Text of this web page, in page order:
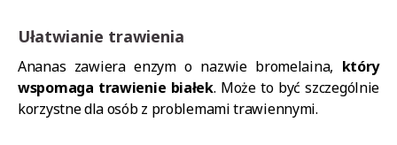
Ułatwianie trawienia
Ananas zawiera enzym o nazwie bromelaina, który
wspomaga trawienie białek. Może to być szczególnie
korzystne dla osób z problemami trawiennymi.